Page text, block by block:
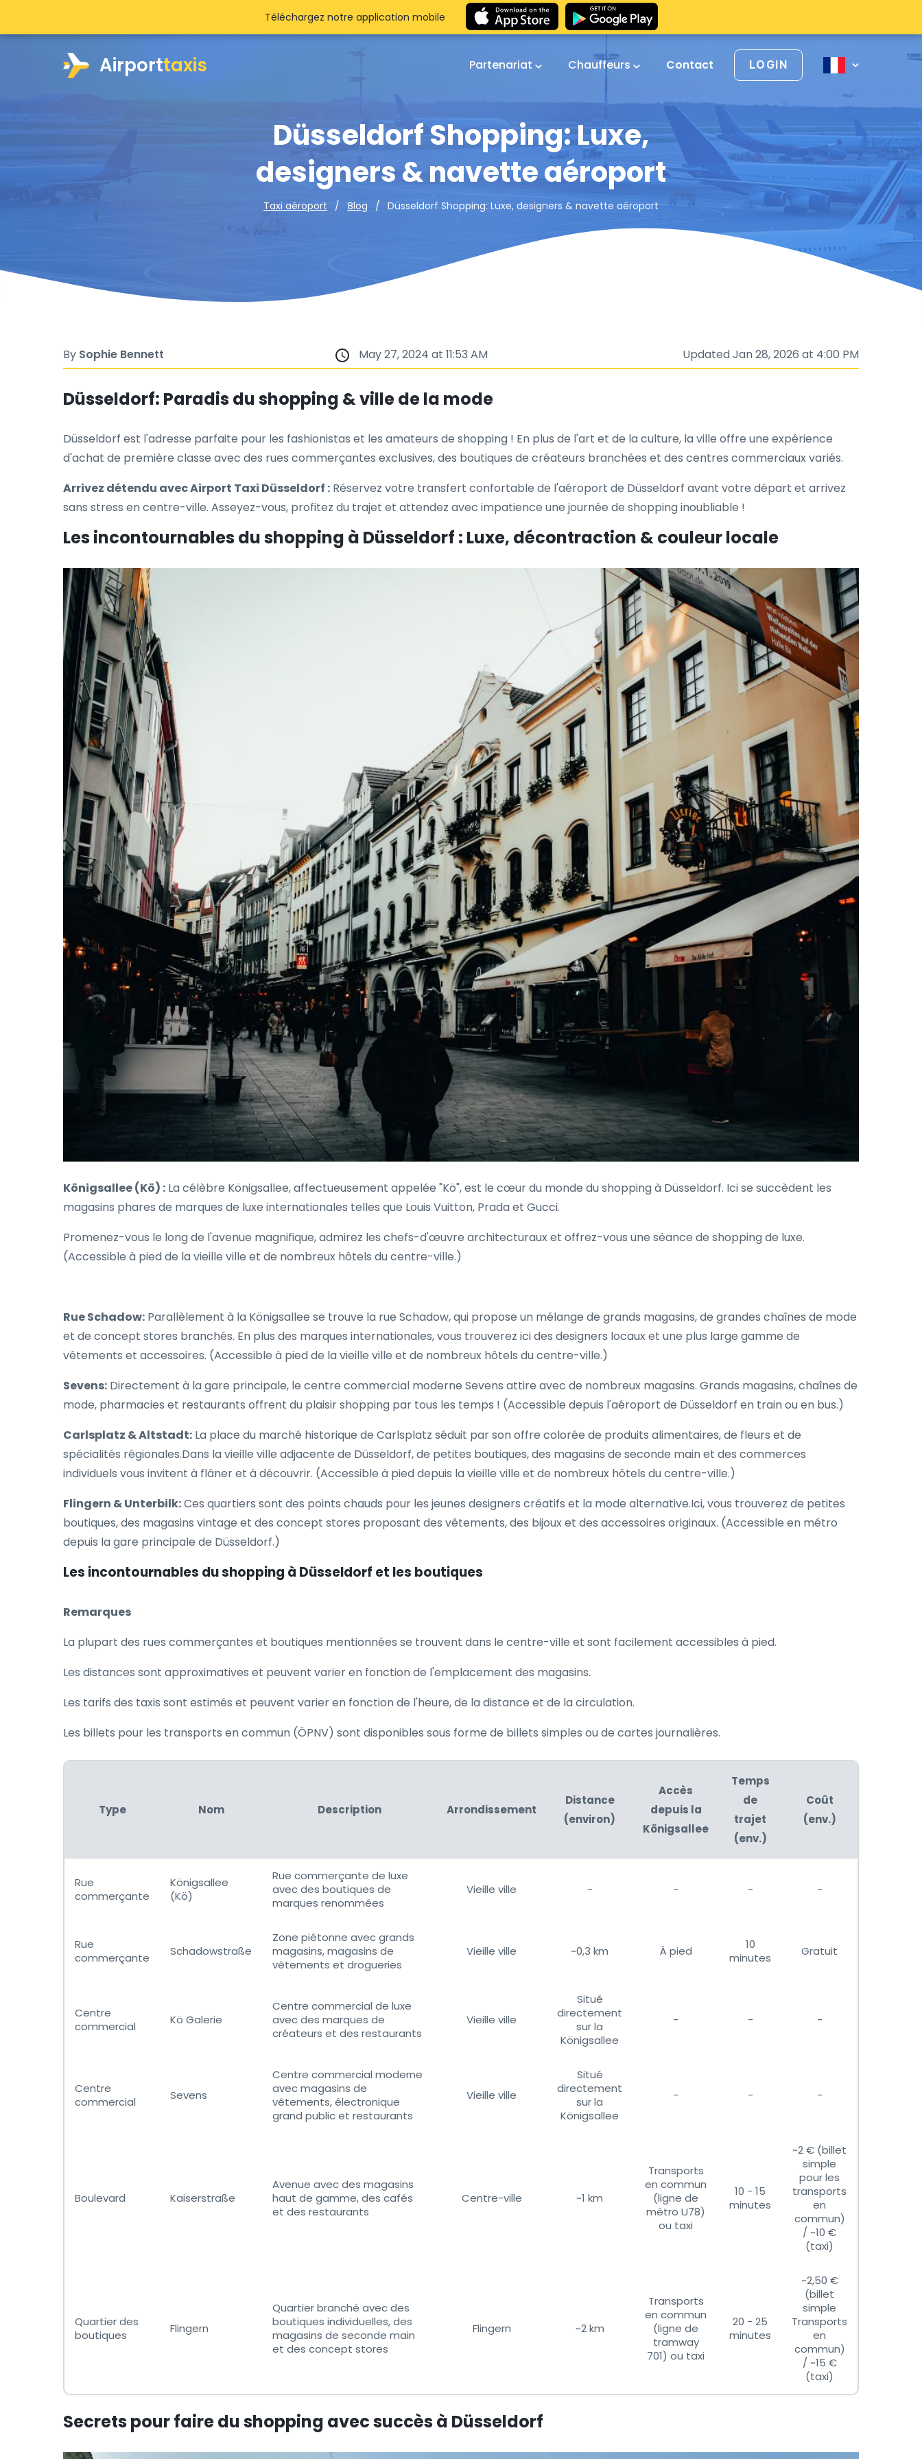
Airporttaxis Partenariat Chauffeurs Contact LOGIN
Düsseldorf Shopping: Luxe,
designers & navette aéroport
Taxi aéroport Blog Düsseldorf Shopping: Luxe, designers & navette aéroport
Téléchargez notre application mobile
By Sophie Bennett May 27, 2024 at 11:53 AM Updated Jan 28, 2026 at 4:00 PM
Düsseldorf: Paradis du shopping & ville de la mode
Düsseldorf est l'adresse parfaite pour les fashionistas et les amateurs de shopping ! En plus de l'art et de la culture, la ville offre une expérience
d'achat de première classe avec des rues commerçantes exclusives, des boutiques de créateurs branchées et des centres commerciaux variés.
Arrivez détendu avec Airport Taxi Düsseldorf : Réservez votre transfert confortable de l'aéroport de Düsseldorf avant votre départ et arrivez
sans stress en centre-ville. Asseyez-vous, profitez du trajet et attendez avec impatience une journée de shopping inoubliable !
Les incontournables du shopping à Düsseldorf : Luxe, décontraction & couleur locale
Königsallee (Kö) : La célèbre Königsallee, affectueusement appelée "Kö", est le cœur du monde du shopping à Düsseldorf. Ici se succèdent les
magasins phares de marques de luxe internationales telles que Louis Vuitton, Prada et Gucci.
Promenez-vous le long de l'avenue magnifique, admirez les chefs-d'œuvre architecturaux et offrez-vous une séance de shopping de luxe.
(Accessible à pied de la vieille ville et de nombreux hôtels du centre-ville.)
Rue Schadow: Parallèlement à la Königsallee se trouve la rue Schadow, qui propose un mélange de grands magasins, de grandes chaînes de mode
et de concept stores branchés. En plus des marques internationales, vous trouverez ici des designers locaux et une plus large gamme de
vêtements et accessoires. (Accessible à pied de la vieille ville et de nombreux hôtels du centre-ville.)
Sevens: Directement à la gare principale, le centre commercial moderne Sevens attire avec de nombreux magasins. Grands magasins, chaînes de
mode, pharmacies et restaurants offrent du plaisir shopping par tous les temps ! (Accessible depuis l'aéroport de Düsseldorf en train ou en bus.)
Carlsplatz & Altstadt: La place du marché historique de Carlsplatz séduit par son offre colorée de produits alimentaires, de fleurs et de
spécialités régionales.Dans la vieille ville adjacente de Düsseldorf, de petites boutiques, des magasins de seconde main et des commerces
individuels vous invitent à flâner et à découvrir. (Accessible à pied depuis la vieille ville et de nombreux hôtels du centre-ville.)
Flingern & Unterbilk:Ces quartiers sont des points chauds pour les jeunes designers créatifs et la mode alternative.Ici, vous trouverez de petites
boutiques, des magasins vintage et des concept stores proposant des vêtements, des bijoux et des accessoires originaux. (Accessible en métro
depuis la gare principale de Düsseldorf.)
Les incontournables du shopping à Düsseldorf et les boutiques
Remarques
La plupart des rues commerçantes et boutiques mentionnées se trouvent dans le centre-ville et sont facilement accessibles à pied.
Les distances sont approximatives et peuvent varier en fonction de l'emplacement des magasins.
Les tarifs des taxis sont estimés et peuvent varier en fonction de l'heure, de la distance et de la circulation.
Les billets pour les transports en commun (ÖPNV) sont disponibles sous forme de billets simples ou de cartes journalières.
Type Nom Description Arrondissement
Distance
(environ)
Accès
depuis la
Königsallee
Temps
de
trajet
(env.)
Coût
(env.)
Rue
commerçante
Königsallee
(Kö)
Rue commerçante de luxe
avec des boutiques de
marques renommées
Vieille ville - - - -
Rue
commerçante
Schadowstraße
Zone piétonne avec grands
magasins, magasins de
vêtements et drogueries
Vieille ville ~0,3 km À pied
10
minutes
Gratuit
Centre
commercial
Kö Galerie
Centre commercial de luxe
avec des marques de
créateurs et des restaurants
Vieille ville
Situé
directement
sur la
Königsallee
- - -
Centre
commercial
Sevens
Centre commercial moderne
avec magasins de
vêtements, électronique
grand public et restaurants
Vieille ville
Situé
directement
sur la
Königsallee
- - -
Boulevard Kaiserstraße
Avenue avec des magasins
haut de gamme, des cafés
et des restaurants
Centre-ville ~1 km
Transports
en commun
(ligne de
métro U78)
ou taxi
10 - 15
minutes
~2 € (billet
simple
pour les
transports
en
commun)
/ ~10 €
(taxi)
Quartier des
boutiques
Flingern
Quartier branché avec des
boutiques individuelles, des
magasins de seconde main
et des concept stores
Flingern ~2 km
Transports
en commun
(ligne de
tramway
701) ou taxi
20 - 25
minutes
~2,50 €
(billet
simple
Transports
en
commun)
/ ~15 €
(taxi)
Secrets pour faire du shopping avec succès à Düsseldorf